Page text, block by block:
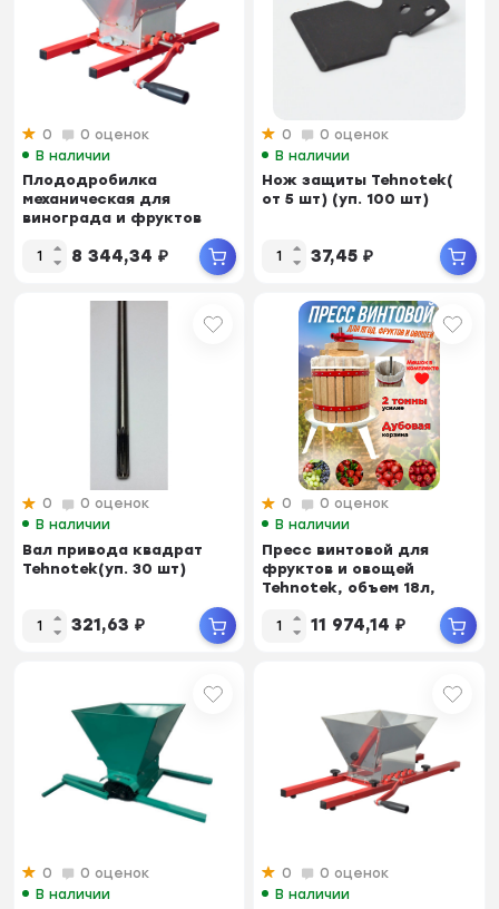
0
0 оценок
В наличии
Плододробилка
механическая для
винограда и фруктов
Нержа...8 344,34 ₽
0
0 оценок
В наличии
Нож защиты Tehnotek(
от 5 шт) (уп. 100 шт)
37,45 ₽
0
0 оценок
В наличии
Вал привода квадрат
Tehnotek(уп. 30 шт)
321,63 ₽
0
0 оценок
В наличии
Пресс винтовой для
фруктов и овощей
Tehnotek, объем 18л,
11 974,14 ₽
0
0 оценок
В наличии
0
0 оценок
В наличии